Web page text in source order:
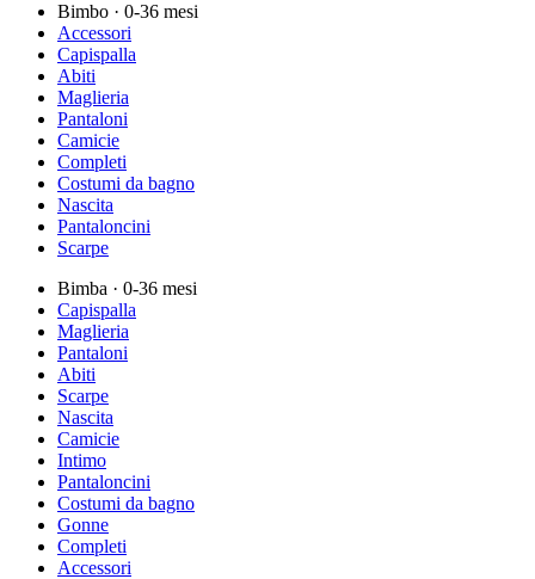
Bimbo · 0-36 mesi
Accessori
Capispalla
Abiti
Maglieria
Pantaloni
Camicie
Completi
Costumi da bagno
Nascita
Pantaloncini
Scarpe
Bimba · 0-36 mesi
Capispalla
Maglieria
Pantaloni
Abiti
Scarpe
Nascita
Camicie
Intimo
Pantaloncini
Costumi da bagno
Gonne
Completi
Accessori